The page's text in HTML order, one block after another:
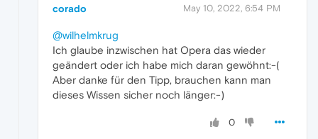
corado May 10, 2022, 6:54 PM
@wilhelmkrug
Ich glaube inzwischen hat Opera das wieder
geändert oder ich habe mich daran gewöhnt:-(
Aber danke für den Tipp, brauchen kann man
dieses Wissen sicher noch länger:-)
0